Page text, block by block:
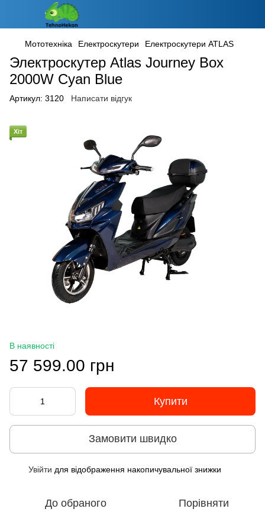
Мототехніка Електроскутери Електроскутери ATLAS
Электроскутер Atlas Journey Box
2000W Cyan Blue
Артикул: 3120 Написати відгук
Хіт
В наявності
57 599.00 грн
Купити
Замовити швидко
Увійти для відображення накопичувальної знижки
До обраного Порівняти